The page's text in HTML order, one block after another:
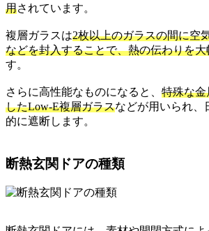
用されています。
複層ガラスは2枚以上のガラスの間に空
などを封入することで、熱の伝わりを
す。
さらに高性能なものになると、 特殊な金
したLow-E複層ガラスなどが用いられ、
的に遮断します。
断熱玄関ドアの種類